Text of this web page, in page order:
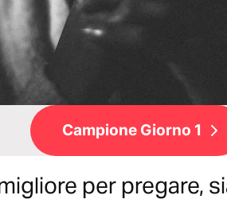
Campione Giorno 1
per pregare,